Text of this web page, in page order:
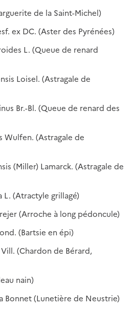
de la Saint-Michel)
ex DC. (Aster des Pyrénées)
L. (Queue de renard
Loisel. (Astragale de
Br.-Bl. (Queue de renard des
Wulfen. (Astragale de
(Miller) Lamarck. (Astragale de
L. (Atractyle grillagé)
(Arroche à long pédoncule)
(Bartsie en épi)
(Chardon de Bérard,
nain)
Bonnet (Lunetière de Neustrie)